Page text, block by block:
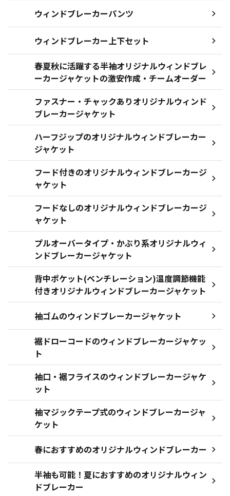
ウィンドブレーカーパンツ
ウィンドブレーカー上下セット
春夏秋に活躍する半袖オリジナルウィンドブレ
ーカージャケットの激安作成・チームオーダー
ファスナー・チャックありオリジナルウィンド
ブレーカージャケット
ハーフジップのオリジナルウィンドブレーカー
ジャケット
フード付きのオリジナルウィンドブレーカージ
ャケット
フードなしのオリジナルウィンドブレーカージ
ャケット
プルオーバータイプ・かぶり系オリジナルウィ
ンドブレーカージャケット
背中ポケット(ベンチレーション)温度調節機能
付きオリジナルウィンドブレーカージャケット
袖ゴムのウィンドブレーカージャケット
裾ドローコードのウィンドブレーカージャケッ
ト
袖口・裾フライスのウィンドブレーカージャケ
ット
袖マジックテープ式のウィンドブレーカージャ
ケット
春におすすめのオリジナルウィンドブレーカー
半袖も可能！夏におすすめのオリジナルウィン
ドブレーカー